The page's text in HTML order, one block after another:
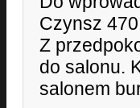
Czynsz
Z
do salonu.
salonem